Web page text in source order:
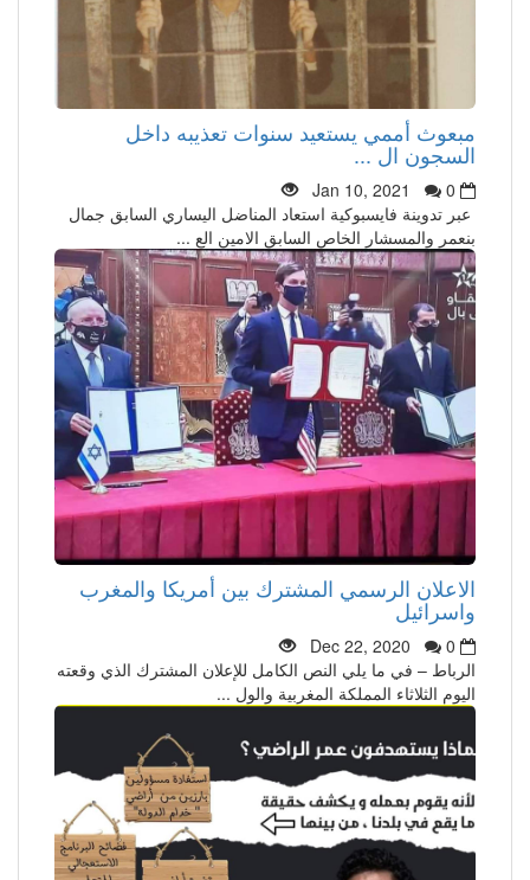
مبعوث أممي يستعيد سنوات تعذيبه داخل
السجون ال ...
Jan 10, 2021
0
عبر تدوينة فايسبوكية استعاد المناضل اليساري السابق جمال
بنعمر والمسشار الخاص السابق الامين الع ...
الاعلان الرسمي المشترك بين أمريكا والمغرب
واسرائيل
Dec 22, 2020
0
الرباط – في ما يلي النص الكامل للإعلان المشترك الذي وقعته
اليوم الثلاثاء المملكة المغربية والول ...